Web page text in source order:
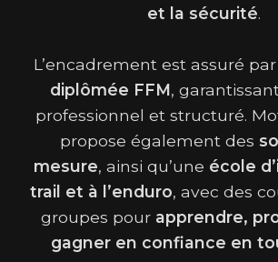
et la sécurité.
L’encadrement est assuré
diplômée FFM,
professionnel et structuré.
propose également des
mesure, ainsi qu’une école
trail et à l’enduro, avec des
groupes pour apprendre,
gagner en confiance en